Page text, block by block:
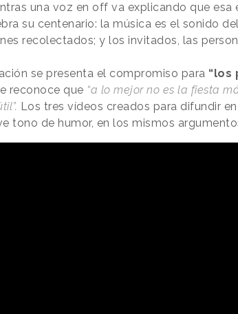
una voz en off va explicando que esa
su centenario: la música es el sonido
recolectados; y los invitados, las
se presenta el compromiso para “los
reconoce que “a lo mejor no es la fiesta
Los tres vídeos creados para difundir
tono de humor, en los mismos